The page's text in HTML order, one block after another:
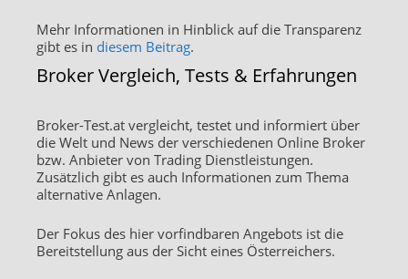
Mehr Informationen in Hinblick auf die Transparenz
gibt es in diesem Beitrag.
Broker Vergleich, Tests & Erfahrungen
Broker-Test.at vergleicht, testet und informiert über
die Welt und News der verschiedenen Online Broker
bzw. Anbieter von Trading Dienstleistungen.
Zusätzlich gibt es auch Informationen zum Thema
alternative Anlagen.
Der Fokus des hier vorfindbaren Angebots ist die
Bereitstellung aus der Sicht eines Österreichers.